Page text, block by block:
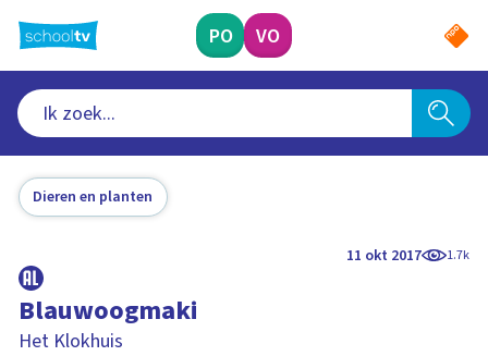
naar
hoofdinhoud
PO VO
Dieren en planten
11 okt 2017 1.7k
Blauwoogmaki
Het Klokhuis